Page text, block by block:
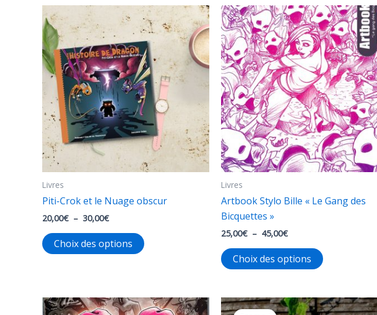
au
plus
ancien
Livres
Piti-Crok et le Nuage obscur
20,00€ – 30,00€Plage
prix :
20,00€
Choix des options
produit
variations.
Les
Livres
Artbook Stylo Bille « Le Gang des
Bicquettes »
25,00€ – 45,00€Plage
prix :
25,00€
Choix des options
produit
plusieurs
variations.